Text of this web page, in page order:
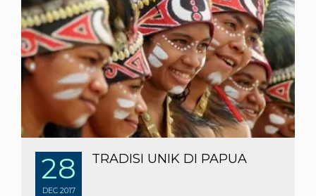
28
DEC 2017
TRADISI UNIK DI PAPUA